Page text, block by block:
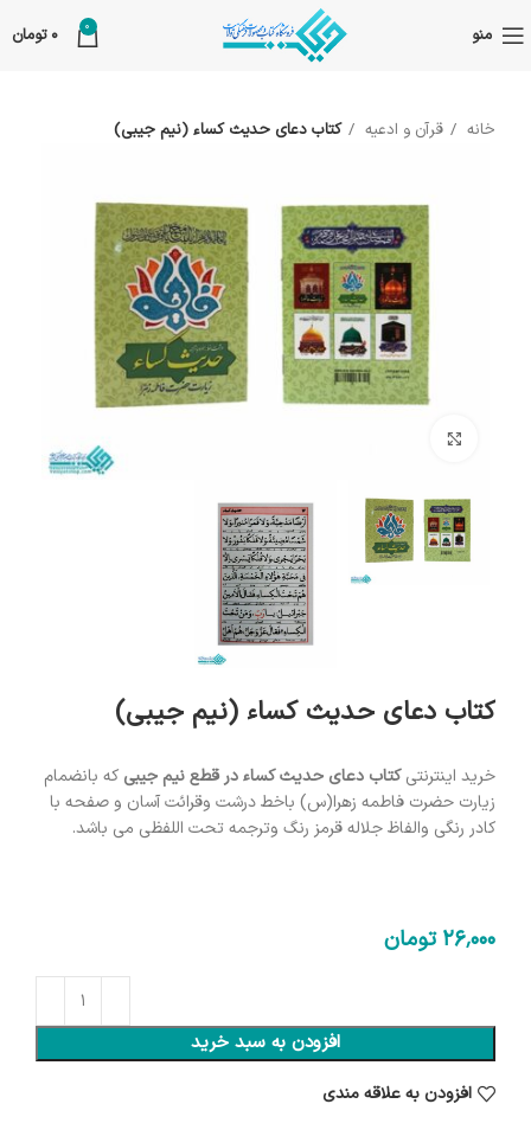
منو 0
0 تومان
خانه قرآن و ادعیه کتاب دعای حدیث کساء (نیم جیبی)
کتاب دعای حدیث کساء (نیم جیبی)
خرید اینترنتیکتاب دعای حدیث کساء در قطع نیم جیبی که بانضمام
زیارت حضرت فاطمه زهرا(س) باخط درشت وقرائت آسان و صفحه با
کادر رنگی والفاظ جلاله قرمز رنگ وترجمه تحت اللفظی می باشد.
26٬000 تومان
افزودن به سبد خرید
افزودن به علاقه مندی